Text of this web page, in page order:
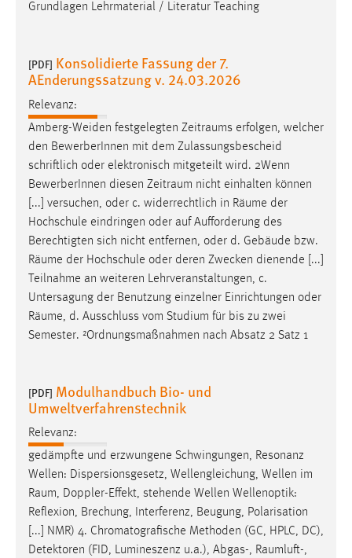
Grundlagen Lehrmaterial / Literatur Teaching
[PDF] Konsolidierte Fassung der 7.
AEnderungssatzung v. 24.03.2026
Relevanz:
Amberg-Weiden festgelegten Zeitraums erfolgen, welcher
den BewerberInnen mit dem Zulassungsbescheid
schriftlich oder elektronisch mitgeteilt wird. 2Wenn
BewerberInnen diesen Zeitraum nicht einhalten können
[...] versuchen, oder c. widerrechtlich in Räume der
Hochschule eindringen oder auf Aufforderung des
Berechtigten sich nicht entfernen, oder d. Gebäude bzw.
Räume der Hochschule oder deren Zwecken dienende [...]
Teilnahme an weiteren Lehrveranstaltungen, c.
Untersagung der Benutzung einzelner Einrichtungen oder
Räume, d. Ausschluss vom Studium für bis zu zwei
Semester. ²Ordnungsmaßnahmen nach Absatz 2 Satz 1
[PDF] Modulhandbuch Bio- und
Umweltverfahrenstechnik
Relevanz:
gedämpfte und erzwungene Schwingungen, Resonanz
Wellen: Dispersionsgesetz, Wellengleichung, Wellen im
Raum, Doppler-Effekt, stehende Wellen Wellenoptik:
Reflexion, Brechung, Interferenz, Beugung, Polarisation
[...] NMR) 4. Chromatografische Methoden (GC, HPLC, DC),
Detektoren (FID, Lumineszenz u.a.), Abgas-, Raumluft-,